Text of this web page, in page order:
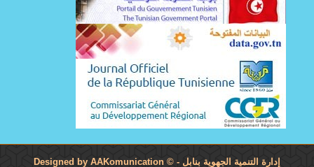
إدارة التنمية الجهوية بنابل - Designed by
AAKomunication ©